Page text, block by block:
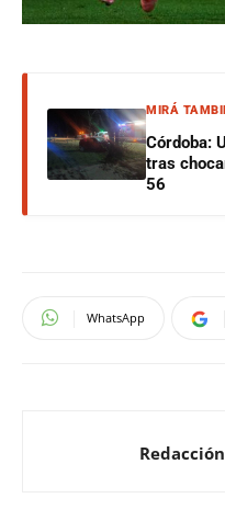
MIRÁ
Córdoba:
tras
56
WhatsApp